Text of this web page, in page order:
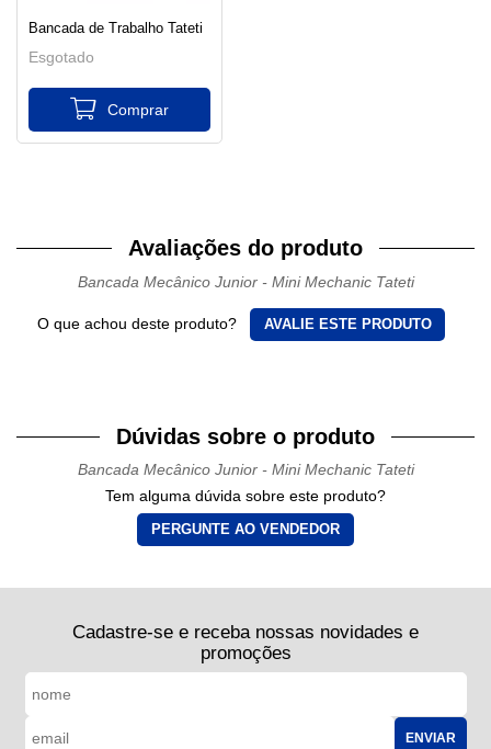
Bancada de Trabalho Tateti
Esgotado
Avaliações do produto
Bancada Mecânico Junior - Mini Mechanic Tateti
O que achou deste produto? AVALIE ESTE PRODUTO
Dúvidas sobre o produto
Bancada Mecânico Junior - Mini Mechanic Tateti
Tem alguma dúvida sobre este produto?
PERGUNTE AO VENDEDOR
Cadastre-se e receba nossas novidades e
promoções
ENVIAR